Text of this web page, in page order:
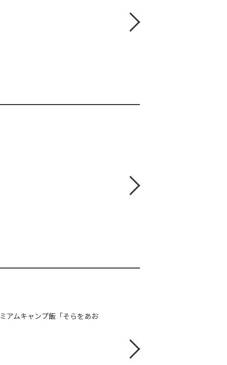
アムキャンプ飯「そらをあお